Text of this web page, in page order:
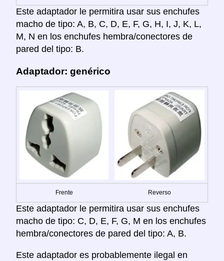
Este adaptador le permitira usar sus enchufes
macho de tipo: A, B, C, D, E, F, G, H, I, J, K, L,
M, N en los enchufes hembra/conectores de
pared del tipo: B.
Adaptador: genérico
Frente Reverso
Este adaptador le permitira usar sus enchufes
macho de tipo: C, D, E, F, G, M en los enchufes
hembra/conectores de pared del tipo: A, B.
Este adaptador es probablemente ilegal en